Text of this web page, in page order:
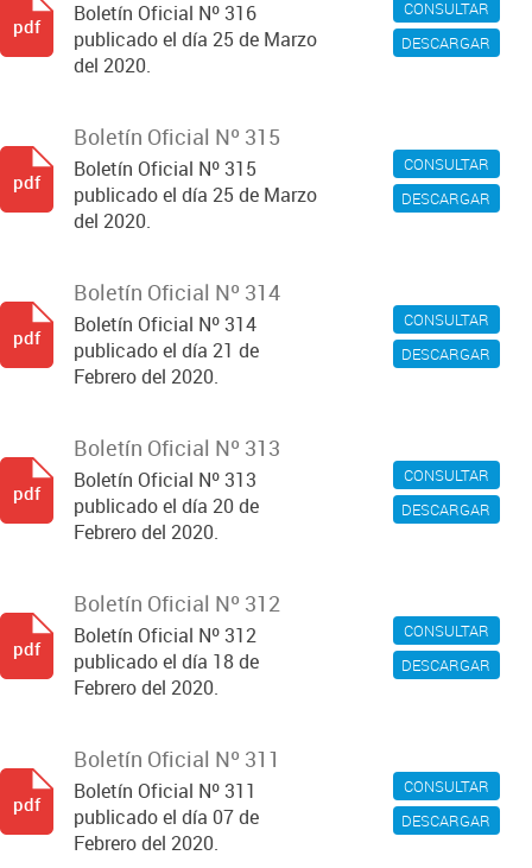
CONSULTAR
DESCARGAR
Boletín Oficial Nº 316
publicado el día 25 de Marzo
del 2020.
pdf
CONSULTAR
DESCARGAR
Boletín Oficial Nº 315
Boletín Oficial Nº 315
publicado el día 25 de Marzo
del 2020.
pdf
CONSULTAR
DESCARGAR
Boletín Oficial Nº 314
Boletín Oficial Nº 314
publicado el día 21 de
Febrero del 2020.
pdf
CONSULTAR
DESCARGAR
Boletín Oficial Nº 313
Boletín Oficial Nº 313
publicado el día 20 de
Febrero del 2020.
pdf
CONSULTAR
DESCARGAR
Boletín Oficial Nº 312
Boletín Oficial Nº 312
publicado el día 18 de
Febrero del 2020.
pdf
CONSULTAR
DESCARGAR
Boletín Oficial Nº 311
Boletín Oficial Nº 311
publicado el día 07 de
Febrero del 2020.
pdf